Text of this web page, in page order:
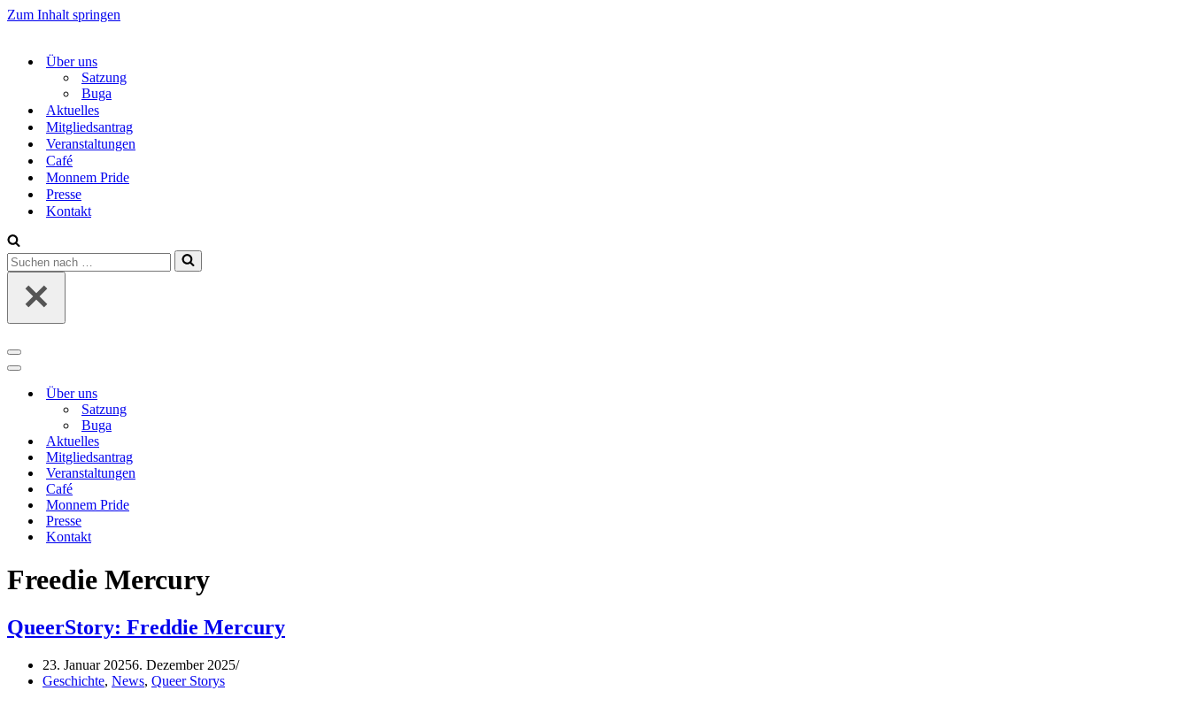
Zum Inhalt springen
Über uns
Satzung
Buga
Aktuelles
Mitgliedsantrag
Veranstaltungen
Café
Monnem Pride
Presse
Kontakt
Suchen
nach …
Navigations-
Menü
Navigations-
Über uns
Satzung
Buga
Aktuelles
Mitgliedsantrag
Veranstaltungen
Café
Monnem Pride
Presse
Kontakt
Freedie Mercury
QueerStory: Freddie Mercury
23. Januar 20256. Dezember 2025
Geschichte, News, Queer Storys